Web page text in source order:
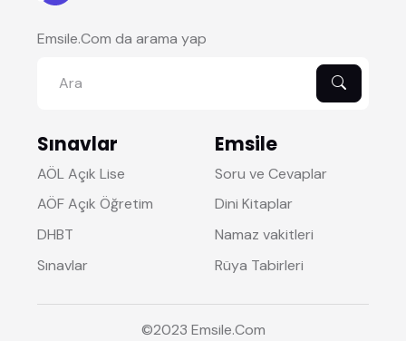
Emsile.Com da arama yap
Sınavlar
AÖL Açık Lise
AÖF Açık Öğretim
DHBT
Sınavlar
Emsile
Soru ve Cevaplar
Dini Kitaplar
Namaz vakitleri
Rüya Tabirleri
©2023 Emsile.Com